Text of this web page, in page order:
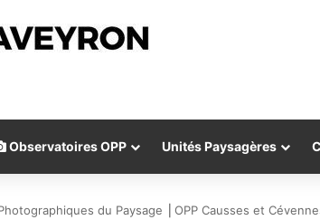
Observatoires OPP Unités Paysagères
du Paysage OPP Causses et